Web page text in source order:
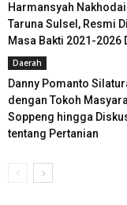
Harmansyah
Taruna Sulsel, Resmi
Masa Bakti 2021-2026
Daerah
Danny Pomanto
dengan Tokoh
Soppeng hingga
tentang Pertanian